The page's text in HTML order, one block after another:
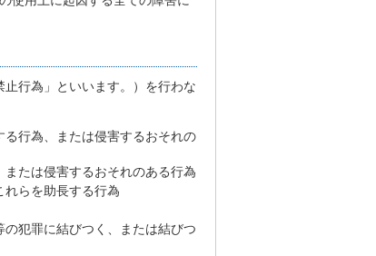
行為」といいます。）を行わな
行為、または侵害するおそれの
たは侵害するおそれのある行為
らを助長する行為
犯罪に結びつく、または結びつ